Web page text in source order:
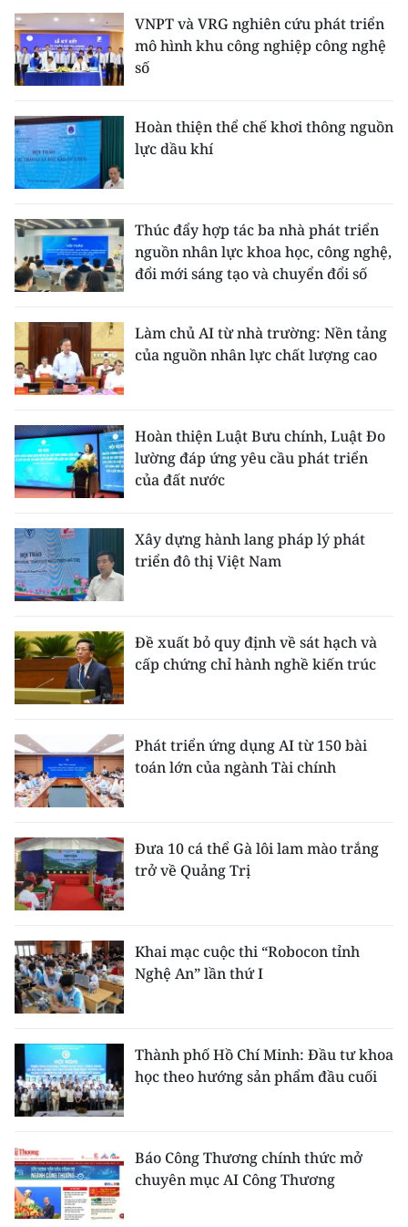
VNPT và VRG nghiên cứu phát triển
mô hình khu công nghiệp công nghệ
số
Hoàn thiện thể chế khơi thông nguồn
lực dầu khí
Thúc đẩy hợp tác ba nhà phát triển
nguồn nhân lực khoa học, công nghệ,
đổi mới sáng tạo và chuyển đổi số
Làm chủ AI từ nhà trường: Nền tảng
của nguồn nhân lực chất lượng cao
Hoàn thiện Luật Bưu chính, Luật Đo
lường đáp ứng yêu cầu phát triển
của đất nước
Xây dựng hành lang pháp lý phát
triển đô thị Việt Nam
Đề xuất bỏ quy định về sát hạch và
cấp chứng chỉ hành nghề kiến trúc
Phát triển ứng dụng AI từ 150 bài
toán lớn của ngành Tài chính
Đưa 10 cá thể Gà lôi lam mào trắng
trở về Quảng Trị
Khai mạc cuộc thi “Robocon tỉnh
Nghệ An” lần thứ I
Thành phố Hồ Chí Minh: Đầu tư khoa
học theo hướng sản phẩm đầu cuối
Báo Công Thương chính thức mở
chuyên mục AI Công Thương